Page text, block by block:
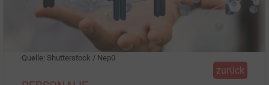
Quelle: Shutterstock / Nep0
zurück